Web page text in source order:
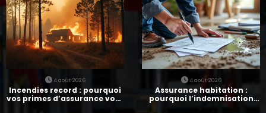
4 août 2026
Incendies record : pourquoi
vos primes d’assurance vont
4 août 2026
Assurance habitation :
pourquoi l’indemnisation
prend parfois 7 mois